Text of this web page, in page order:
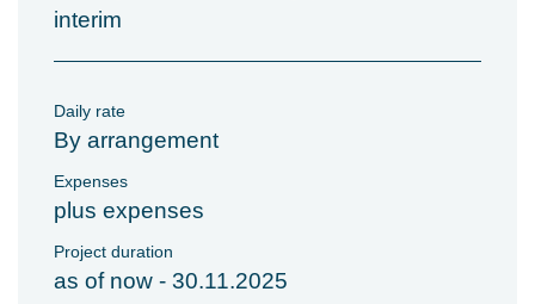
interim
Daily rate
By arrangement
Expenses
plus expenses
Project duration
as of now - 30.11.2025